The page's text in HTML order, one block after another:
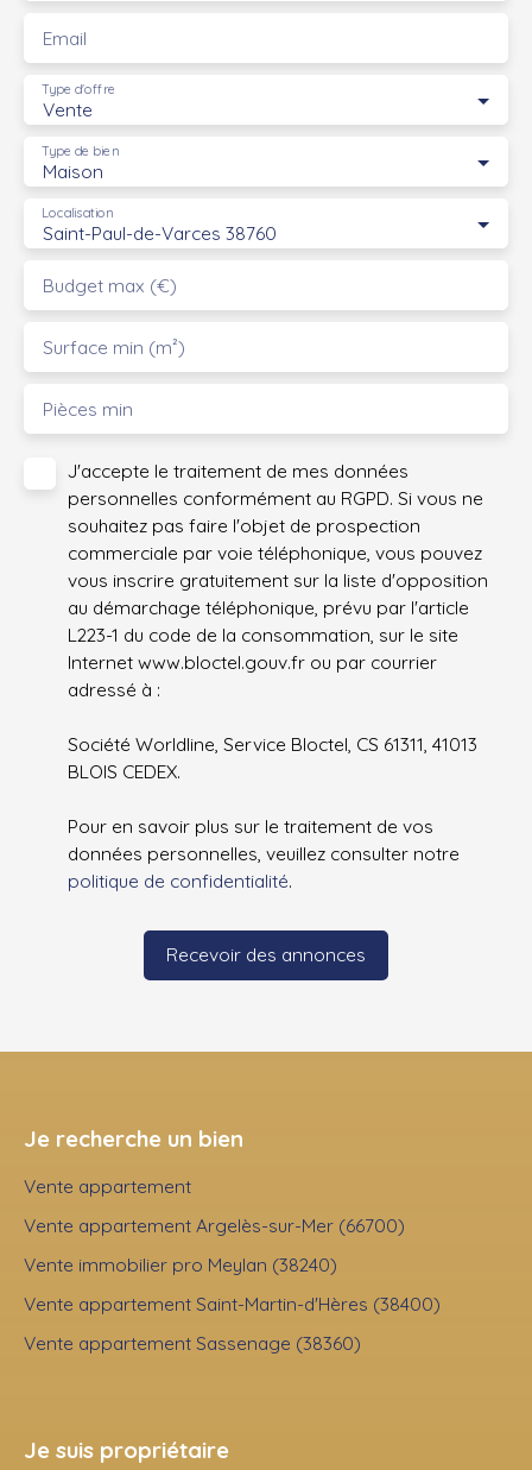
Email
Vente
Type d'offre
Maison
Type de bien
Saint-Paul-de-Varces 38760
Localisation
Budget max (€)
Surface min (m²)
Pièces min
J'accepte le traitement de mes données
personnelles conformément au RGPD. Si vous ne
souhaitez pas faire l'objet de prospection
commerciale par voie téléphonique, vous pouvez
vous inscrire gratuitement sur la liste d'opposition
au démarchage téléphonique, prévu par l'article
L223-1 du code de la consommation, sur le site
Internet www.bloctel.gouv.fr ou par courrier
adressé à :
Société Worldline, Service Bloctel, CS 61311, 41013
BLOIS CEDEX.
Pour en savoir plus sur le traitement de vos
données personnelles, veuillez consulter notre
politique de confidentialité.
Recevoir des annonces
Je recherche un bien
Vente appartement
Vente appartement Argelès-sur-Mer (66700)
Vente immobilier pro Meylan (38240)
Vente appartement Saint-Martin-d'Hères (38400)
Vente appartement Sassenage (38360)
Je suis propriétaire